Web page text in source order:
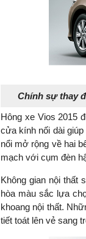
Chính sự thay
Hông xe Vios 2015
cửa kính nối dài
nổi mở rộng về hai
mạch với cụm đèn
Không gian nội thất
hòa màu sắc lựa
khoang nội thất.
tiết toát lên vẻ sang